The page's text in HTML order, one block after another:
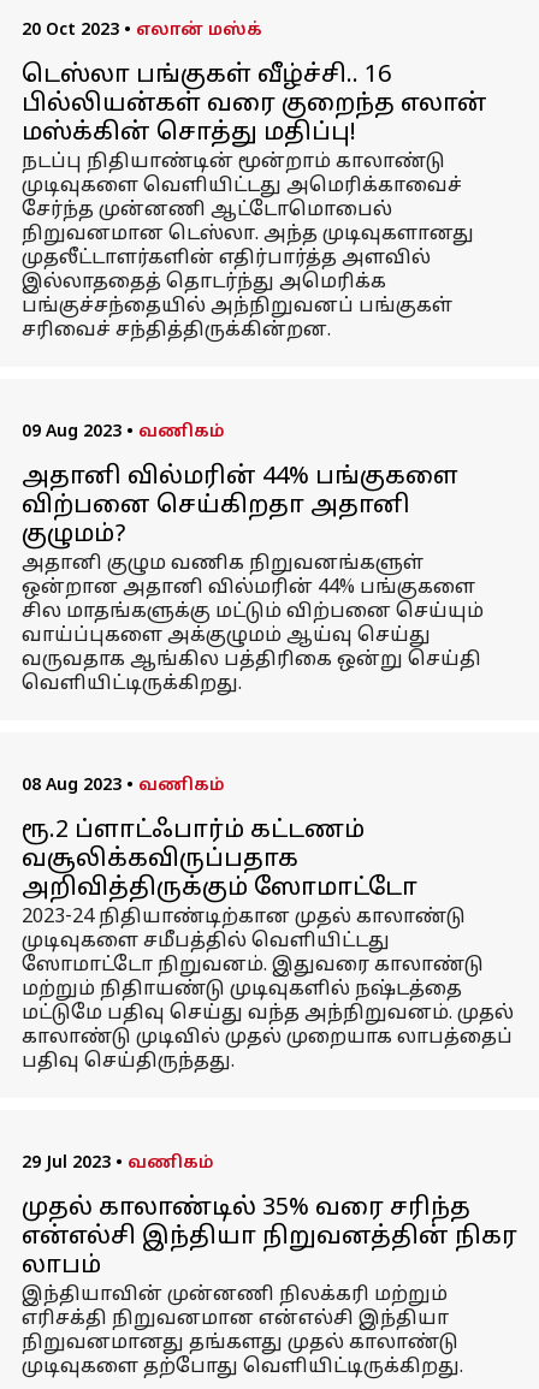
20 Oct 2023 • எலான் மஸ்க்
டெஸ்லா பங்குகள் வீழ்ச்சி.. 16
பில்லியன்கள் வரை குறைந்த எலான்
மஸ்க்கின் சொத்து மதிப்பு!
நடப்பு நிதியாண்டின் மூன்றாம் காலாண்டு
முடிவுகளை வெளியிட்டது அமெரிக்காவைச்
சேர்ந்த முன்னணி ஆட்டோமொபைல்
நிறுவனமான டெஸ்லா. அந்த முடிவுகளானது
முதலீட்டாளர்களின் எதிர்பார்த்த அளவில்
இல்லாததைத் தொடர்ந்து அமெரிக்க
பங்குச்சந்தையில் அந்நிறுவனப் பங்குகள்
சரிவைச் சந்தித்திருக்கின்றன.
09 Aug 2023 • வணிகம்
அதானி வில்மரின் 44% பங்குகளை
விற்பனை செய்கிறதா அதானி
குழுமம்?
அதானி குழும வணிக நிறுவனங்களுள்
ஒன்றான அதானி வில்மரின் 44% பங்குகளை
சில மாதங்களுக்கு மட்டும் விற்பனை செய்யும்
வாய்ப்புகளை அக்குழுமம் ஆய்வு செய்து
வருவதாக ஆங்கில பத்திரிகை ஒன்று செய்தி
வெளியிட்டிருக்கிறது.
08 Aug 2023 • வணிகம்
ரூ.2 ப்ளாட்ஃபார்ம் கட்டணம்
வசூலிக்கவிருப்பதாக
அறிவித்திருக்கும் ஸோமாட்டோ
2023-24 நிதியாண்டிற்கான முதல் காலாண்டு
முடிவுகளை சமீபத்தில் வெளியிட்டது
ஸோமாட்டோ நிறுவனம். இதுவரை காலாண்டு
மற்றும் நிதிாயண்டு முடிவுகளில் நஷ்டத்தை
மட்டுமே பதிவு செய்து வந்த அந்நிறுவனம். முதல்
காலாண்டு முடிவில் முதல் முறையாக லாபத்தைப்
பதிவு செய்திருந்தது.
29 Jul 2023 • வணிகம்
முதல் காலாண்டில் 35% வரை சரிந்த
என்எல்சி இந்தியா நிறுவனத்தின் நிகர
லாபம்
இந்தியாவின் முன்னணி நிலக்கரி மற்றும்
எரிசக்தி நிறுவனமான என்எல்சி இந்தியா
நிறுவனமானது தங்களது முதல் காலாண்டு
முடிவுகளை தற்போது வெளியிட்டிருக்கிறது.